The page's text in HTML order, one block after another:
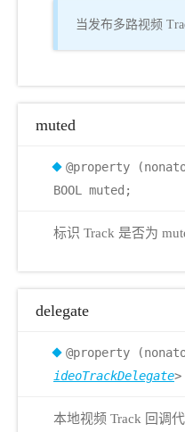
当发布多路视频
muted
@property
BOOL muted;
标识 Track 是否为
delegate
@property
ideoTrackDelegate
本地视频 Track 回调代